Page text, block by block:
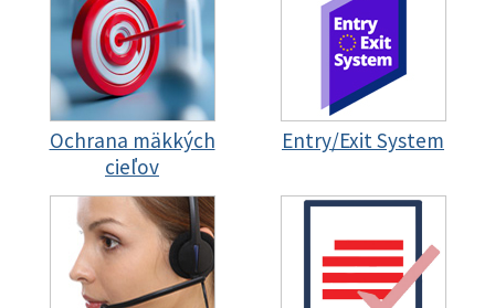
Ochrana mäkkých
cieľov
Entry/Exit System